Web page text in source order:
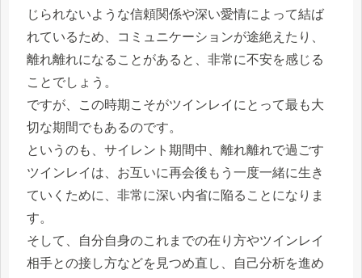
じられないような信頼関係や深い愛情によって結ば
れているため、コミュニケーションが途絶えたり、
離れ離れになることがあると、非常に不安を感じる
ことでしょう。
ですが、この時期こそがツインレイにとって最も大
切な期間でもあるのです。
というのも、サイレント期間中、離れ離れで過ごす
ツインレイは、お互いに再会後もう一度一緒に生き
ていくために、非常に深い内省に陥ることになりま
す。
そして、自分自身のこれまでの在り方やツインレイ
相手との接し方などを見つめ直し、自己分析を進め